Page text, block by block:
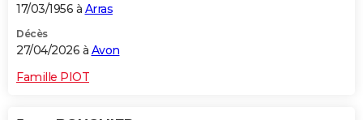
17/03/1956 à Arras
Décès
27/04/2026 à Avon
Famille PIOT